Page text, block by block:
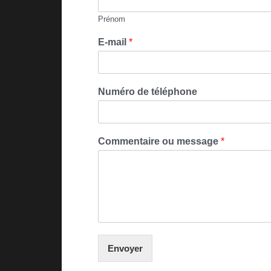
Prénom
E-mail *
Numéro de téléphone
Commentaire ou message *
Envoyer